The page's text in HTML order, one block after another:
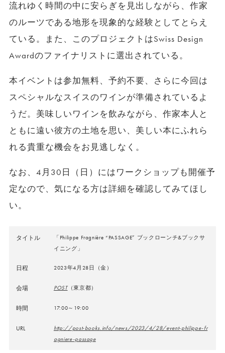
流れゆく時間の中に安らぎを見出しながら、作家
のルーツである地形を現象的な経験としてとらえ
ている。また、このプロジェクトはSwiss Design
Awardのファイナリストに選出されている。
本イベントは参加無料、予約不要、さらに今回は
スペシャルなスイスのワインが準備されているよ
うだ。美味しいワインを飲みながら、作家本人と
ともに遠い彼方の土地を思い、美しい本にふれら
れる貴重な機会をお見逃しなく。
なお、4月30日（日）にはワークショップも開催予
定なので、気になる方は詳細を確認してみてほし
い。
タイトル
「Philippe Fragnière “PASSAGE” ブックローンチ&ブックサ
イニング」
日程 2023年4月28日（金）
会場 POST（東京都）
時間 17:00～19:00
URL
http://post-books.info/news/2023/4/28/event-philippe-fr
agniere-passage